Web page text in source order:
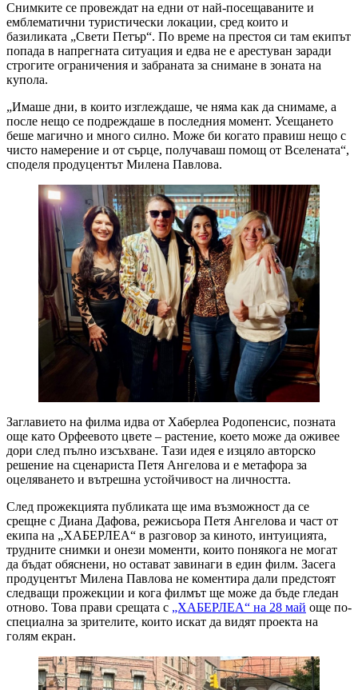
Снимките се провеждат на едни от най-посещаваните и
емблематични туристически локации, сред които и
базиликата „Свети Петър“. По време на престоя си там екипът
попада в напрегната ситуация и едва не е арестуван заради
строгите ограничения и забраната за снимане в зоната на
купола.
„Имаше дни, в които изглеждаше, че няма как да снимаме, а
после нещо се подреждаше в последния момент. Усещането
беше магично и много силно. Може би когато правиш нещо с
чисто намерение и от сърце, получаваш помощ от Вселената“,
споделя продуцентът Милена Павлова.
Заглавието на филма идва от Хаберлеа Родопенсис, позната
още като Орфеевото цвете – растение, което може да оживее
дори след пълно изсъхване. Тази идея е изцяло авторско
решение на сценариста Петя Ангелова и е метафора за
оцеляването и вътрешна устойчивост на личността.
След прожекцията публиката ще има възможност да се
срещне с Диана Дафова, режисьора Петя Ангелова и част от
екипа на „ХАБЕРЛЕА“ в разговор за киното, интуицията,
трудните снимки и онези моменти, които понякога не могат
да бъдат обяснени, но остават завинаги в един филм. Засега
продуцентът Милена Павлова не коментира дали предстоят
следващи прожекции и кога филмът ще може да бъде гледан
отново. Това прави срещата с „ХАБЕРЛЕА“ на 28 май още по-
специална за зрителите, които искат да видят проекта на
голям екран.